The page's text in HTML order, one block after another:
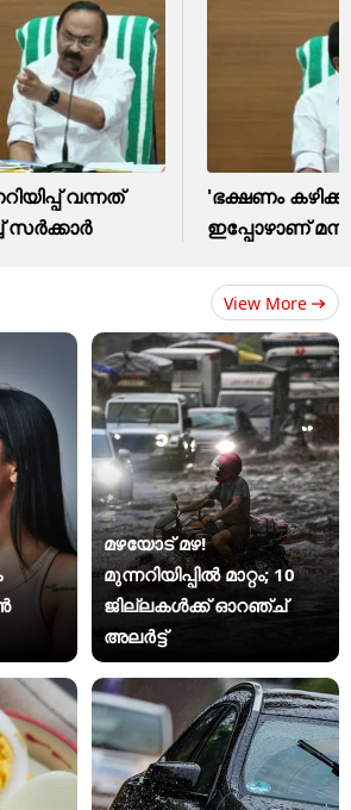
വന്നത്
സർക്കാർ
'ഭക്ഷണം
ഇപ്പോഴാണ്
View More
മഴയോട് മഴ!
മുന്നറിയിപ്പില്‍ മാറ്റം; 10
ജില്ലകള്‍ക്ക് ഓറഞ്ച്
അലര്‍ട്ട്‌